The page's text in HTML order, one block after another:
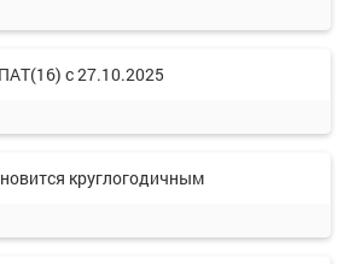
с 27.10.2025
круглогодичным